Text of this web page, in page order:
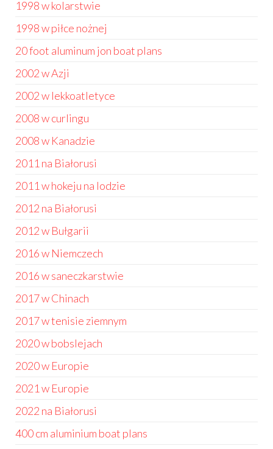
1998 w kolarstwie
1998 w piłce nożnej
20 foot aluminum jon boat plans
2002 w Azji
2002 w lekkoatletyce
2008 w curlingu
2008 w Kanadzie
2011 na Białorusi
2011 w hokeju na lodzie
2012 na Białorusi
2012 w Bułgarii
2016 w Niemczech
2016 w saneczkarstwie
2017 w Chinach
2017 w tenisie ziemnym
2020 w bobslejach
2020 w Europie
2021 w Europie
2022 na Białorusi
400 cm aluminium boat plans